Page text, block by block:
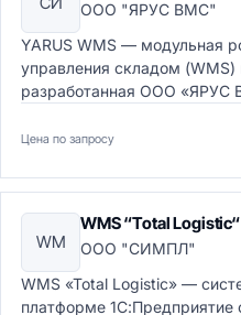
ООО "ЯРУС ВМС"
YARUS WMS — модульная
управления складом
разработанная ООО «ЯРУС
Цена по запросу
WM
WMS “Total
ООО "СИМПЛ"
WMS «Total Logistic» —
платформе